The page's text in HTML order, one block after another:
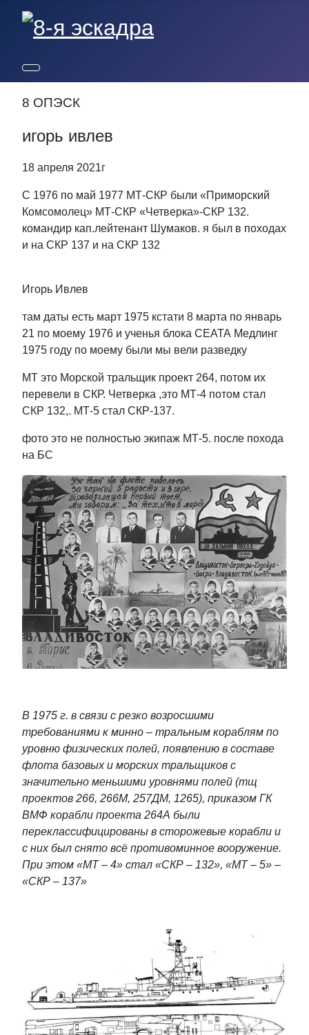
8 ОПЭСК
игорь ивлев
18 апреля 2021г
С 1976 по май 1977 МТ-СКР были «Приморский
Комсомолец» МТ-СКР «Четверка»-СКР 132.
командир кап.лейтенант Шумаков. я был в походах
и на СКР 137 и на СКР 132
Игорь Ивлев
там даты есть март 1975 кстати 8 марта по январь
21 по моему 1976 и ученья блока СЕАТА Медлинг
1975 году по моему были мы вели разведку
МТ это Морской тральщик проект 264, потом их
перевели в СКР. Четверка ,это МТ-4 потом стал
СКР 132,. МТ-5 стал СКР-137.
фото это не полностью экипаж МТ-5. после похода
на БС
В 1975 г. в связи с резко возросшими
требованиями к минно – тральным кораблям по
уровню физических полей, появлению в составе
флота базовых и морских тральщиков с
значительно меньшими уровнями полей (тщ
проектов 266, 266М, 257ДМ, 1265), приказом ГК
ВМФ корабли проекта 264А были
переклассифицированы в сторожевые корабли и
с них был снято всё противоминное вооружение.
При этом «МТ – 4» стал «СКР – 132», «МТ – 5» –
«СКР – 137»